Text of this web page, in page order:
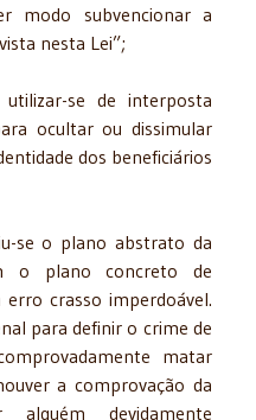
modo subvencionar a
nesta Lei”;
se de interposta
ocultar ou dissimular
dos beneficiários
se o plano abstrato da
o plano concreto de
crasso imperdoável.
para definir o crime de
matar
a comprovação da
devidamente